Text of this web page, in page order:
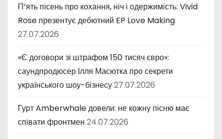
П’ять пісень про кохання, ніч і одержимість: Vivid
Rose презентує дебютний EP Love Making
27.07.2026
«Є договори зі штрафом 150 тисяч євро»:
саундпродюсер Ілля Масютка про секрети
українського шоу-бізнесу27.07.2026
Гурт Amberwhale довели: не кожну пісню має
співати фронтмен 24.07.2026